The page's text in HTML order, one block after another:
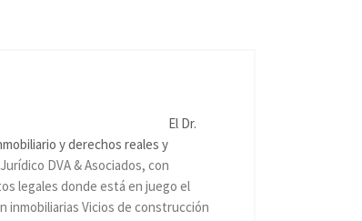
El Dr.
y derechos reales y
DVA & Asociados, con
legales donde está en juego el
inmobiliarias Vicios de construcción